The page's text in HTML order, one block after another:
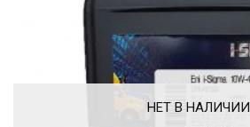
НЕТ В НАЛИЧИИ